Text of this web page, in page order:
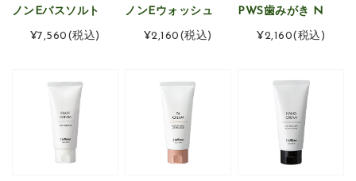
ノンEバスソルト
¥7,560 (税込)
ノンEウォッシュ
¥2,160 (税込)
PWS歯みがき N
¥2,160(税込)